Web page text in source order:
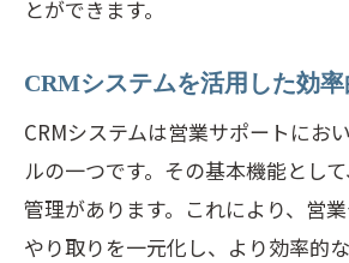
とができます。
CRMシステムを活用した効
CRMシステムは営業サポートにお
ルの一つです。その基本機能とし
管理があります。これにより、営
やり取りを一元化し、より効率的